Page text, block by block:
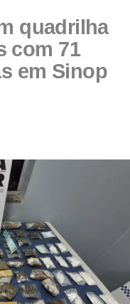
quadrilha
com 71
em Sinop